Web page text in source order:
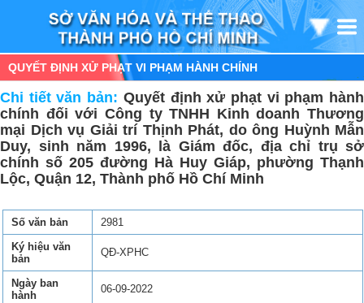
QUYẾT ĐỊNH XỬ PHẠT VI PHẠM HÀNH CHÍNH
Chi tiết văn bản: Quyết định xử phạt vi phạm hành
chính đối với Công ty TNHH Kinh doanh Thương
mại Dịch vụ Giải trí Thịnh Phát, do ông Huỳnh Mẫn
Duy, sinh năm 1996, là Giám đốc, địa chỉ trụ sở
chính số 205 đường Hà Huy Giáp, phường Thạnh
Lộc, Quận 12, Thành phố Hồ Chí Minh
Số văn bản
2981
Ký hiệu văn
bản
QĐ-XPHC
Ngày ban
hành
06-09-2022